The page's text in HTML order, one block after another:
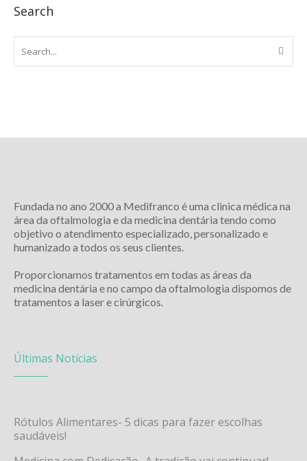
Search
Fundada no ano 2000 a Medifranco é uma clinica médica na
área da oftalmologia e da medicina dentária tendo como
objetivo o atendimento especializado, personalizado e
humanizado a todos os seus clientes.
Proporcionamos tratamentos em todas as áreas da
medicina dentária e no campo da oftalmologia dispomos de
tratamentos a laser e cirúrgicos.
Últimas Notícias
Rótulos Alimentares- 5 dicas para fazer escolhas
saudáveis!